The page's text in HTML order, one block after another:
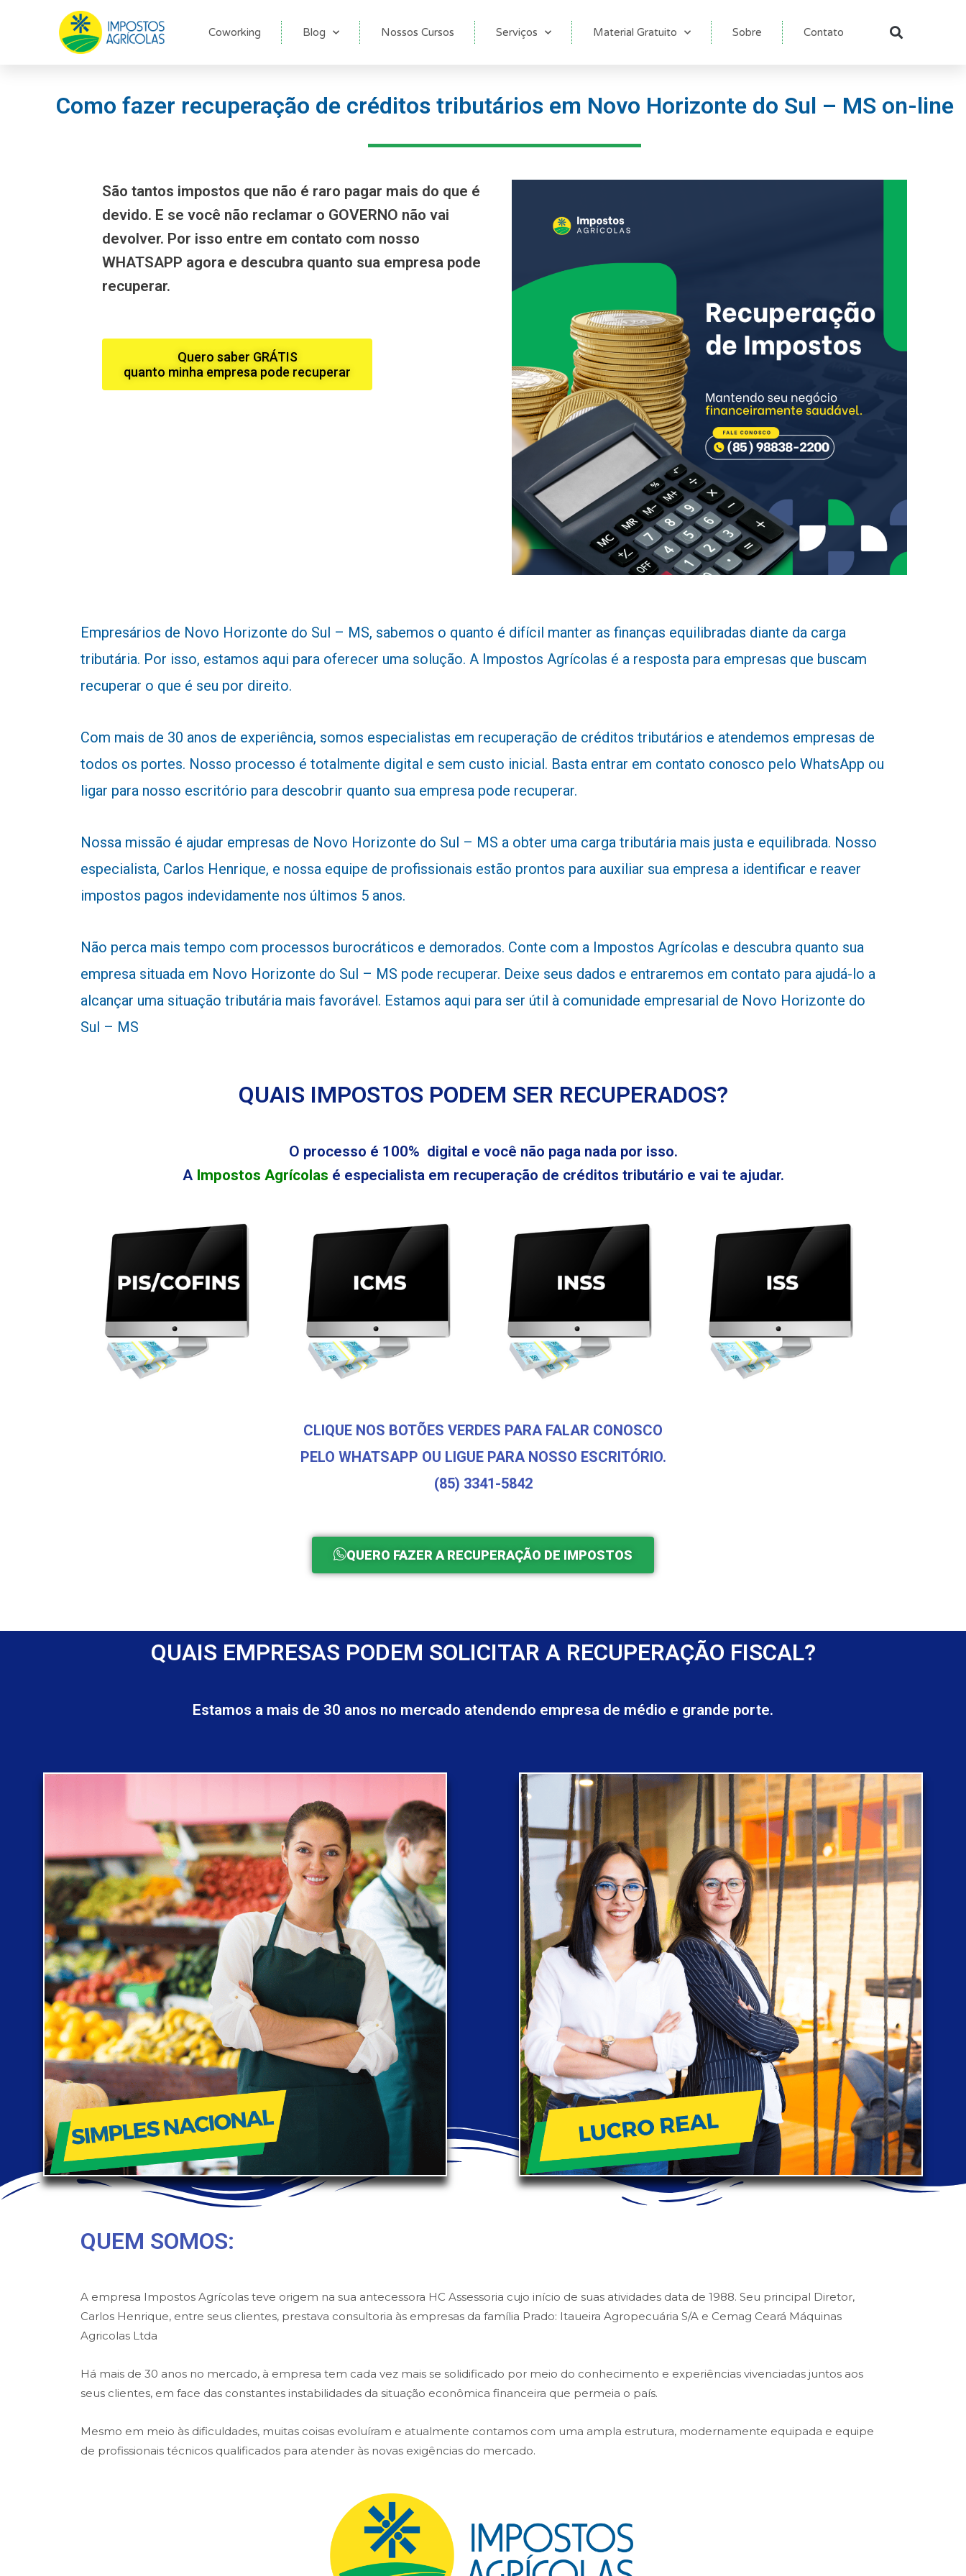
Coworking Blog Nossos Cursos Serviços Material Gratuito Sobre Contato
Como fazer recuperação de créditos tributários em Novo Horizonte do Sul – MS on-line
São tantos impostos que não é raro pagar mais do que é
devido. E se você não reclamar o GOVERNO não vai
devolver. Por isso entre em contato com nosso
WHATSAPP agora e descubra quanto sua empresa pode
recuperar.
Quero saber GRÁTIS
quanto minha empresa pode recuperar
Empresários de Novo Horizonte do Sul – MS, sabemos o quanto é difícil manter as finanças equilibradas diante da carga
tributária. Por isso, estamos aqui para oferecer uma solução. A Impostos Agrícolas é a resposta para empresas que buscam
recuperar o que é seu por direito.
Com mais de 30 anos de experiência, somos especialistas em recuperação de créditos tributários e atendemos empresas de
todos os portes. Nosso processo é totalmente digital e sem custo inicial. Basta entrar em contato conosco pelo WhatsApp ou
ligar para nosso escritório para descobrir quanto sua empresa pode recuperar.
Nossa missão é ajudar empresas de Novo Horizonte do Sul – MS a obter uma carga tributária mais justa e equilibrada. Nosso
especialista, Carlos Henrique, e nossa equipe de profissionais estão prontos para auxiliar sua empresa a identificar e reaver
impostos pagos indevidamente nos últimos 5 anos.
Não perca mais tempo com processos burocráticos e demorados. Conte com a Impostos Agrícolas e descubra quanto sua
empresa situada em Novo Horizonte do Sul – MS pode recuperar. Deixe seus dados e entraremos em contato para ajudá-lo a
alcançar uma situação tributária mais favorável. Estamos aqui para ser útil à comunidade empresarial de Novo Horizonte do
Sul – MS
QUAIS IMPOSTOS PODEM SER RECUPERADOS?
O processo é 100% digital e você não paga nada por isso.
A Impostos Agrícolas é especialista em recuperação de créditos tributário e vai te ajudar.
CLIQUE NOS BOTÕES VERDES PARA FALAR CONOSCO
PELO WHATSAPP OU LIGUE PARA NOSSO ESCRITÓRIO.
(85) 3341-5842
QUERO FAZER A RECUPERAÇÃO DE IMPOSTOS
QUAIS EMPRESAS PODEM SOLICITAR A RECUPERAÇÃO FISCAL?
Estamos a mais de 30 anos no mercado atendendo empresa de médio e grande porte.
QUEM SOMOS:
A empresa Impostos Agrícolas teve origem na sua antecessora HC Assessoria cujo início de suas atividades data de 1988. Seu principal Diretor,
Carlos Henrique, entre seus clientes, prestava consultoria às empresas da família Prado: Itaueira Agropecuária S/A e Cemag Ceará Máquinas
Agricolas Ltda
Há mais de 30 anos no mercado, à empresa tem cada vez mais se solidificado por meio do conhecimento e experiências vivenciadas juntos aos
seus clientes, em face das constantes instabilidades da situação econômica financeira que permeia o país.
Mesmo em meio às dificuldades, muitas coisas evoluíram e atualmente contamos com uma ampla estrutura, modernamente equipada e equipe
de profissionais técnicos qualificados para atender às novas exigências do mercado.